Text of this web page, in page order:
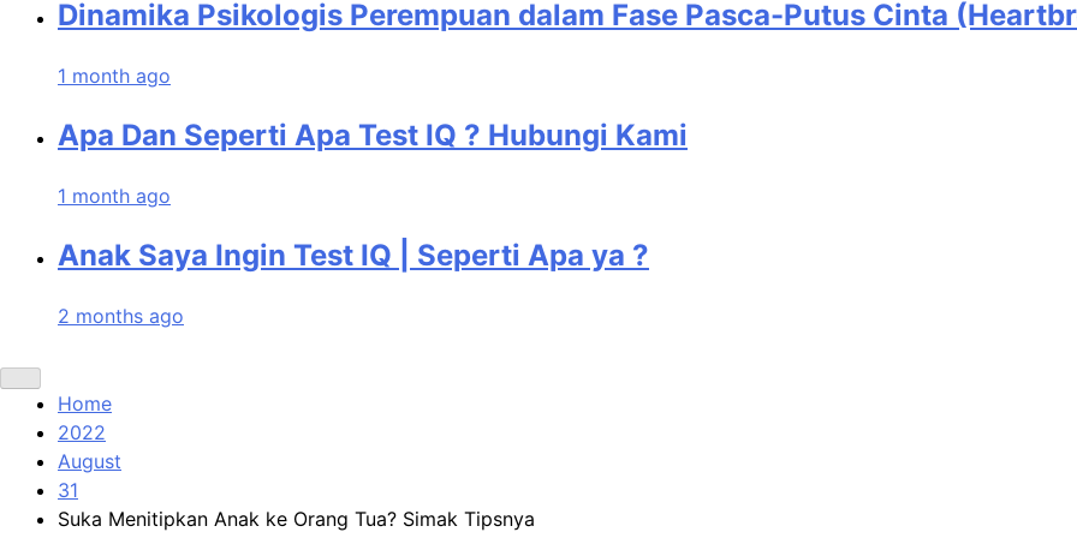
Dinamika Psikologis Perempuan dalam Fase Pasca-Putus Cinta
1 month ago
Apa Dan Seperti Apa Test IQ ? Hubungi Kami
1 month ago
Anak Saya Ingin Test IQ | Seperti Apa ya ?
2 months ago
Home
2022
August
31
Suka Menitipkan Anak ke Orang Tua? Simak Tipsnya